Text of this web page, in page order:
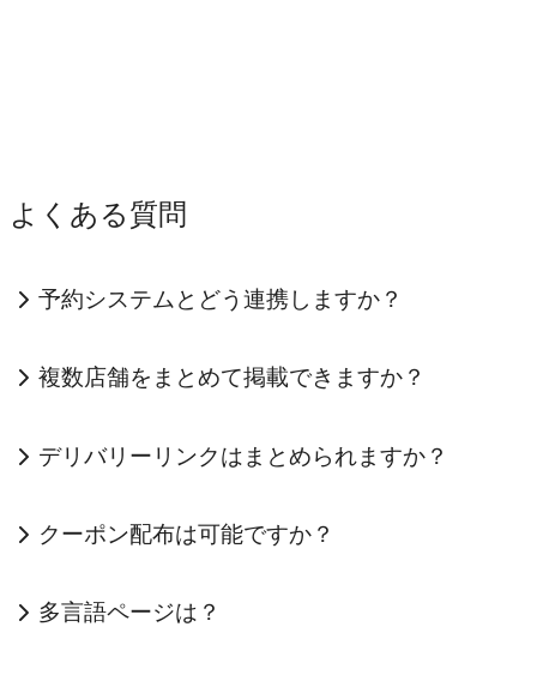
よくある質問
予約システムとどう連携しますか？
複数店舗をまとめて掲載できますか？
デリバリーリンクはまとめられますか？
クーポン配布は可能ですか？
多言語ページは？